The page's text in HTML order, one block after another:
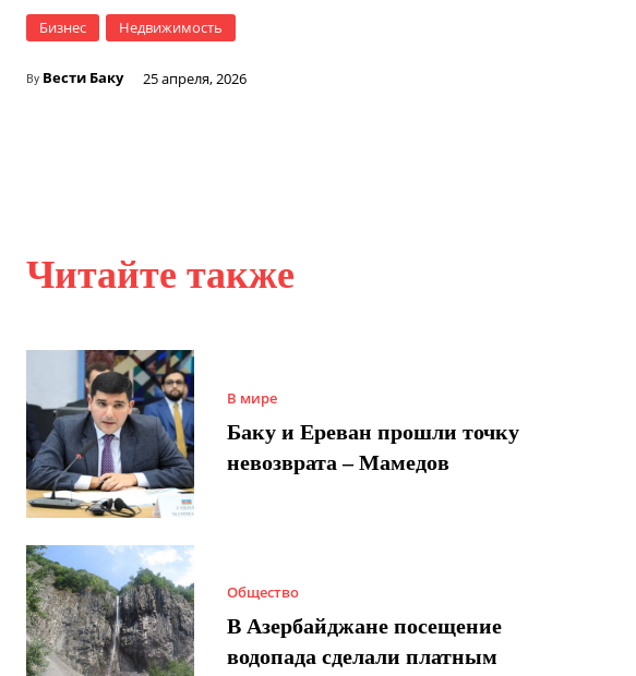
Бизнес Недвижимость
By Вести Баку 25 апреля, 2026
Читайте также
В мире
Баку и Ереван прошли точку
невозврата – Мамедов
Общество
В Азербайджане посещение
водопада сделали платным